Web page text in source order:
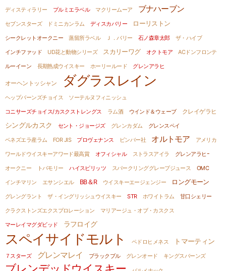
ディスティラリー
プルミエラベル マクリームーア ブナハーブン
セブンスターズ ドミニカンラム ディスカバリー ローリストン
シークレットオークニー 蒸留所ラベル Ｊ．バリー 石ノ森章太郎
ザ・ハイブ
インチファッド
UD花と動物シリーズ スカリーワグ オクトモア
ACドンフロンテ
ルーイーン
長期熟成ウイスキー ホーリールード グレンアラヒ
オーヘントッシャン ダグラスレイン
ヘップバーンズチョイス
ソーテルヌフィニッシュ
コニサーズチョイス/カスクストレングス
ラム酒 ウインド＆ウェーブ クレイゲラヒ
シングルカスク セント・ジョージズ グレンカダム
グレンスペイ
ベネズエラ産ラム
FOR JIS プロヴェナンス ビンバー社 オルトモア
アメリカ
ワールドウイスキーアワード最高賞
オフィシャル ストラスアイラ
グレンアラヒｰ
オークニー
トバモリー ハイスピリッツ スパークリンググレープジュース
OMC
インチマリン
エサンシエル BB＆R ウイスキーエージェンジー ロングモーン
グレングラント ザ・イングリッシュウイスキー STR ホワイトラム
甘口シェリー
クラクストンズエクスプロレーション
マリアージュ・オブ・カスクス
マーレイマグダビッド
ラフロイグ
スペイサイドモルト ペドロヒメネス トマーティン
７スターズ グレンマレイ ブラックブル グレンオード キングスバーンズ